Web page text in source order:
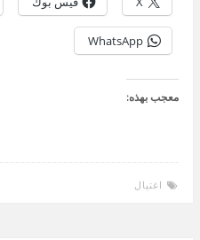
WhatsApp
معجب بهذه:
اغتيال